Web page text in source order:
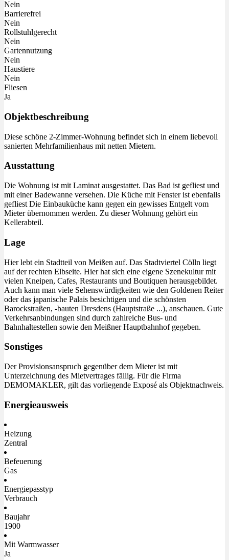
Nein
Barrierefrei
Nein
Rollstuhlgerecht
Nein
Gartennutzung
Nein
Haustiere
Nein
Fliesen
Ja
Objektbeschreibung
Diese schöne 2-Zimmer-Wohnung befindet sich in einem liebevoll
sanierten Mehrfamilienhaus mit netten Mietern.
Ausstattung
Die Wohnung ist mit Laminat ausgestattet. Das Bad ist gefliest und
mit einer Badewanne versehen. Die Küche mit Fenster ist ebenfalls
gefliest Die Einbauküche kann gegen ein gewisses Entgelt vom
Mieter übernommen werden. Zu dieser Wohnung gehört ein
Kellerabteil.
Lage
Hier lebt ein Stadtteil von Meißen auf. Das Stadtviertel Cölln liegt
auf der rechten Elbseite. Hier hat sich eine eigene Szenekultur mit
vielen Kneipen, Cafes, Restaurants und Boutiquen herausgebildet.
Auch kann man viele Sehenswürdigkeiten wie den Goldenen Reiter
oder das japanische Palais besichtigen und die schönsten
Barockstraßen, -bauten Dresdens (Hauptstraße ...), anschauen. Gute
Verkehrsanbindungen sind durch zahlreiche Bus- und
Bahnhaltestellen sowie den Meißner Hauptbahnhof gegeben.
Sonstiges
Der Provisionsanspruch gegenüber dem Mieter ist mit
Unterzeichnung des Mietvertrages fällig. Für die Firma
DEMOMAKLER, gilt das vorliegende Exposé als Objektnachweis.
Energieausweis
Heizung
Zentral
Befeuerung
Gas
Energiepasstyp
Verbrauch
Baujahr
1900
Mit Warmwasser
Ja